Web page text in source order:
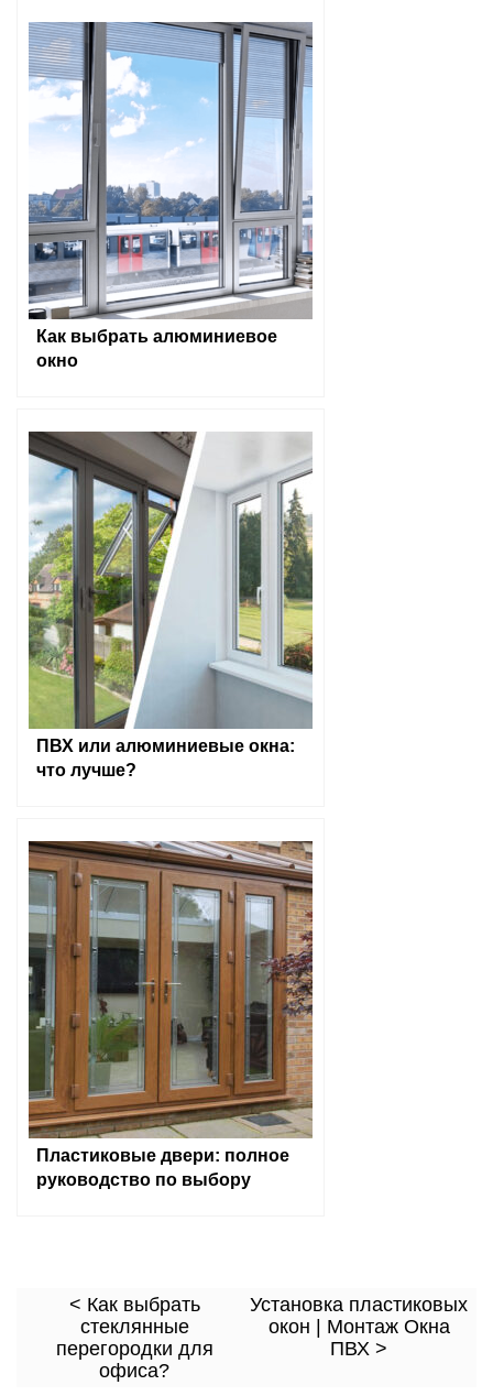
Как выбрать алюминиевое
окно
ПВХ или алюминиевые окна:
что лучше?
Пластиковые двери: полное
руководство по выбору
< Как выбрать
стеклянные
перегородки для
офиса?
Установка пластиковых
окон | Монтаж Окна
ПВХ >